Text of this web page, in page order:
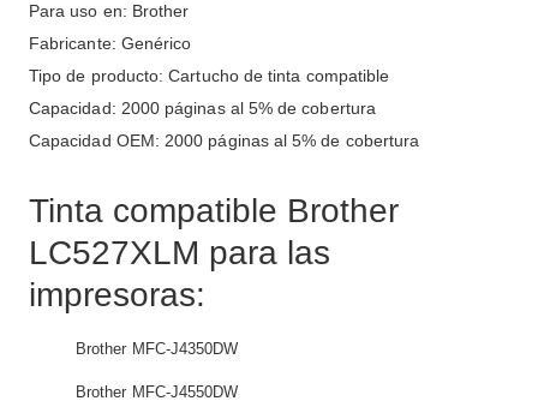
Para uso en: Brother
Fabricante: Genérico
Tipo de producto: Cartucho de tinta compatible
Capacidad: 2000 páginas al 5% de cobertura
Capacidad OEM: 2000 páginas al 5% de cobertura
Tinta compatible Brother
LC527XLM para las
impresoras:
Brother MFC-J4350DW
Brother MFC-J4550DW